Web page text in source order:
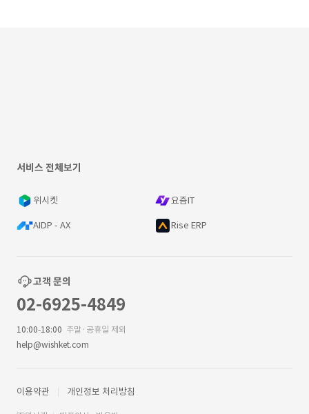
서비스 전체보기
위시켓 요즘IT
AIDP - AX Rise ERP
고객 문의
02-6925-4849
10:00-18:00 주말·공휴일 제외
help@wishket.com
이용약관 개인정보 처리방침